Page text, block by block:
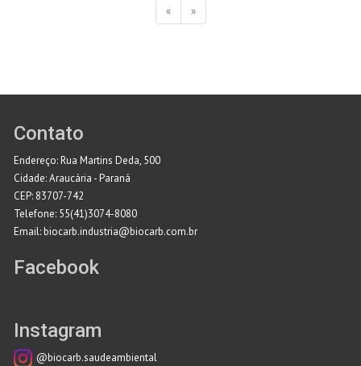
« »
Contato
Endereço: Rua Martins Deda, 500
Cidade: Araucária - Paraná
CEP: 83707-742
Telefone: 55(41)3074-8080
Email: biocarb.industria@biocarb.com.br
Facebook
Instagram
@biocarb.saudeambiental